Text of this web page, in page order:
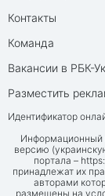
Контакты
Команда
Вакансии в РБК-
Разместить
Идентификатор
Информационный
версию
портала –
принадлежат их
авторами
размещены на